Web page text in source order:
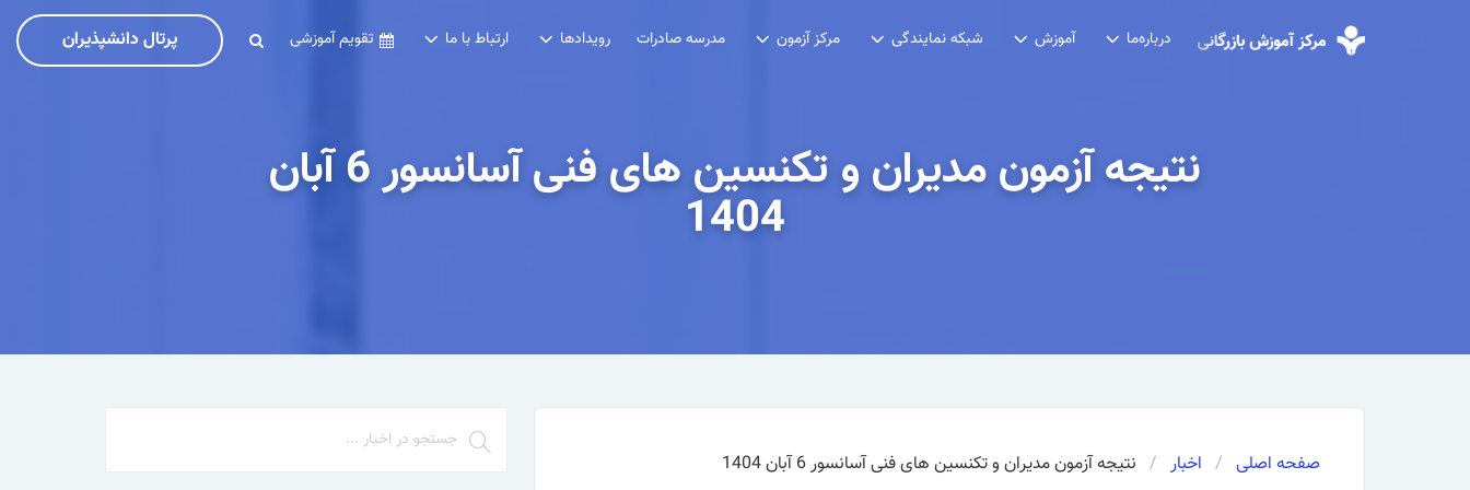
درباره‌ما آموزش شبکه نمایندگی مرکز آزمون مدرسه صادرات رویدادها ارتباط با ما تقویم آموزشی پرتال دانشپذیران
نتیجه آزمون مدیران و تکنسین های فنی آسانسور 6 آبان
1404
صفحه اصلی اخبار نتیجه آزمون مدیران و تکنسین های فنی آسانسور 6 آبان 1404